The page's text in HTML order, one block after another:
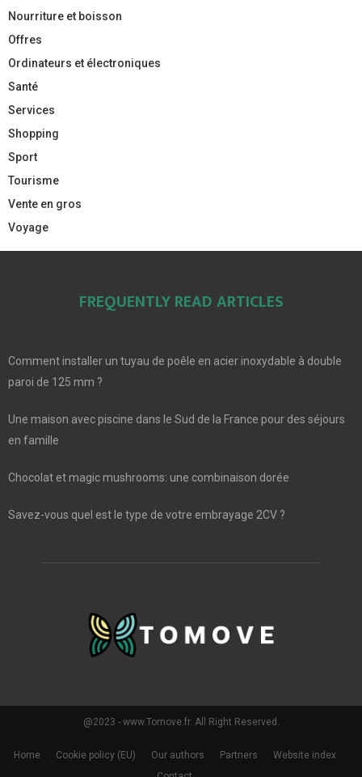
Nourriture et boisson
Offres
Ordinateurs et électroniques
Santé
Services
Shopping
Sport
Tourisme
Vente en gros
Voyage
FREQUENTLY READ ARTICLES
Comment installer un tuyau de poêle en acier inoxydable à double
paroi de 125 mm ?
Une maison avec piscine dans le Sud de la France pour des séjours
en famille
Chocolat et magic mushrooms: une combinaison dorée
Savez-vous quel est le type de votre embrayage 2CV ?
@2023 - www.Tomove.fr. All Right Reserved.
Home Cookie policy (EU) Our authors Partners
Website index